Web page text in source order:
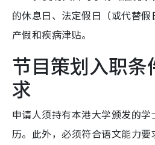
的休息日、法定假日（或代替
产假和疾病津贴。
节目策划入职条
求
申请人须持有本港大学颁发的
历。此外，必须符合语文能力